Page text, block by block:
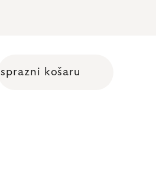
Isprazni košaru